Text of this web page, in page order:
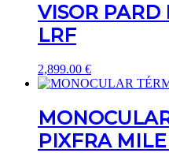
VISOR
LRF
2,899.00 €
PIXFRA